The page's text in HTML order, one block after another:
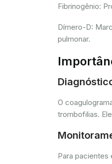
Fibrinogênio:
Dímero-D:
pulmonar.
O
trombofilias.
Para pacientes